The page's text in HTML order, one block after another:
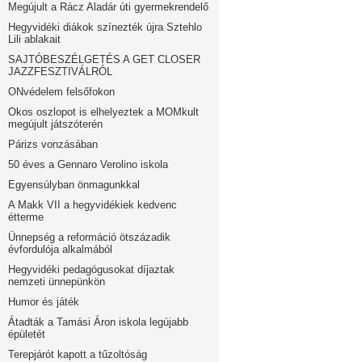
Megújult a Rácz Aladár úti gyermekrendelő
Hegyvidéki diákok színezték újra Sztehlo
Lili ablakait
SAJTÓBESZÉLGETÉS A GET CLOSER
JAZZFESZTIVÁLRÓL
ONvédelem felsőfokon
Okos oszlopot is elhelyeztek a MOMkult
megújult játszóterén
Párizs vonzásában
50 éves a Gennaro Verolino iskola
Egyensúlyban önmagunkkal
A Makk VII a hegyvidékiek kedvenc
étterme
Ünnepség a reformáció ötszázadik
évfordulója alkalmából
Hegyvidéki pedagógusokat díjaztak
nemzeti ünnepünkön
Humor és játék
Átadták a Tamási Áron iskola legújabb
épületét
Terepjárót kapott a tűzoltóság